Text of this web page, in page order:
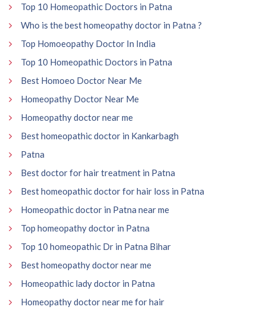
Top 10 Homeopathic Doctors in Patna
Who is the best homeopathy doctor in Patna ?
Top Homoeopathy Doctor In India
Top 10 Homeopathic Doctors in Patna
Best Homoeo Doctor Near Me
Homeopathy Doctor Near Me
Homeopathy doctor near me
Best homeopathic doctor in Kankarbagh
Patna
Best doctor for hair treatment in Patna
Best homeopathic doctor for hair loss in Patna
Homeopathic doctor in Patna near me
Top homeopathy doctor in Patna
Top 10 homeopathic Dr in Patna Bihar
Best homeopathy doctor near me
Homeopathic lady doctor in Patna
Homeopathy doctor near me for hair